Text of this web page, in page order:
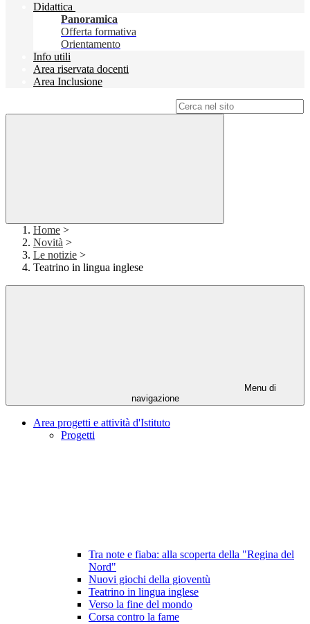
Didattica
Panoramica
Offerta formativa
Orientamento
Info utili
Area riservata docenti
Area Inclusione
Home >
Novità >
Le notizie >
Teatrino in lingua inglese
Menu di
navigazione
Area progetti e attività d'Istituto
Progetti
Tra note e fiaba: alla scoperta della "Regina del
Nord"
Nuovi giochi della gioventù
Teatrino in lingua inglese
Verso la fine del mondo
Corsa contro la fame